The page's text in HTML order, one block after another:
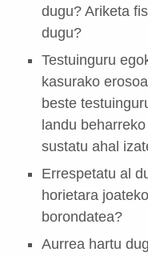
dugu? Ariketa
dugu?
Testuinguru
kasurako
beste
landu
sustatu ahal
Errespetatu al
horietara
borondatea?
Aurrea hartu